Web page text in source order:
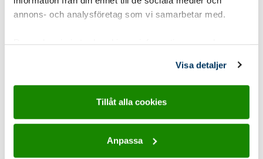
annons- och analysföretag som vi samarbetar med.
samlat in när du har använt deras tjänster.
Visa detaljer
Tillåt alla cookies
Anpassa
Åldersgrupp: 8-10 år Spårarscout , 10-12 år
Utvecklingsområde: Känslorna
Typ: Friluftsliv land,Hajk och läger,Matlagning,